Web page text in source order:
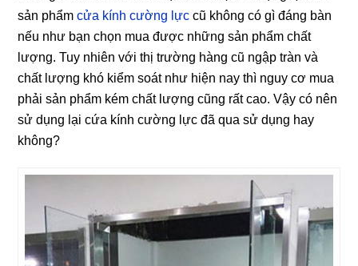
sản phẩmcửa kính cường lực cũ không có gì đáng bàn
nếu như bạn chọn mua được những sản phẩm chất
lượng. Tuy nhiên với thị trường hàng cũ ngập tràn và
chất lượng khó kiểm soát như hiện nay thì nguy cơ mua
phải sản phẩm kém chất lượng cũng rất cao. Vậy có nên
sử dụng lại cứa kính cường lực đã qua sử dụng hay
không?